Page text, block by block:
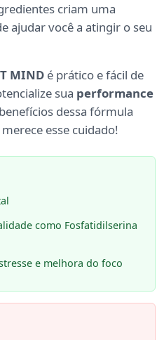
criam uma
ajudar você a atingir o seu
MIND é prático e fácil de
sua performance
dessa fórmula
esse cuidado!
como Fosfatidilserina
e melhora do foco